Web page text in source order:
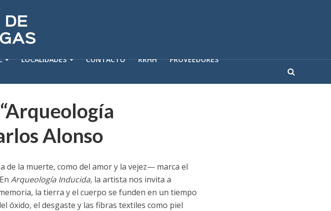
LOCALIDADES CONTACTO RRHH PROVEEDORES
Alonso
la muerte, como del amor y la vejez— marca el
Arqueología Inducida, la artista nos invita a
la tierra y el cuerpo se funden en un tiempo
óxido, el desgaste y las fibras textiles como piel